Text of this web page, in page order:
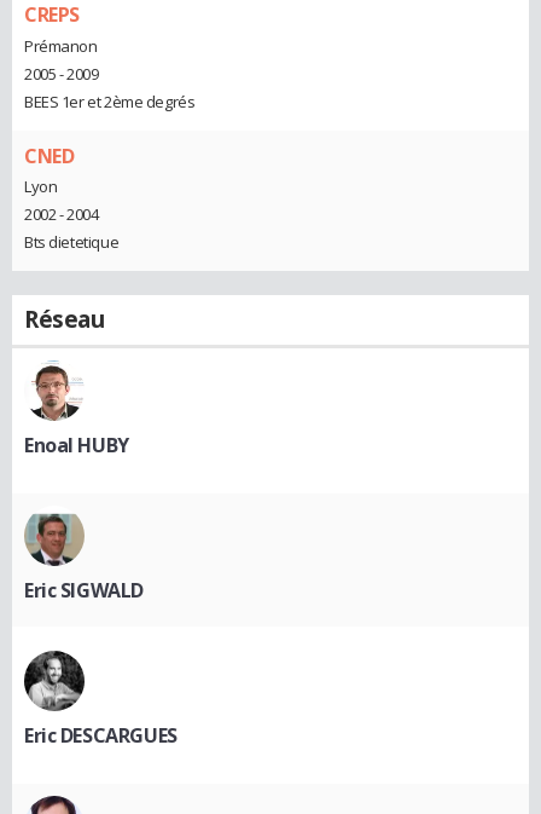
CREPS
Prémanon
2005 - 2009
BEES 1er et 2ème degrés
CNED
Lyon
2002 - 2004
Bts dietetique
Réseau
Enoal HUBY
Eric SIGWALD
Eric DESCARGUES